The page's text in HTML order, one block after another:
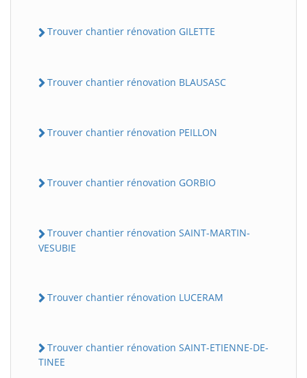
Trouver chantier rénovation GILETTE
Trouver chantier rénovation BLAUSASC
Trouver chantier rénovation PEILLON
Trouver chantier rénovation GORBIO
Trouver chantier rénovation SAINT-MARTIN-
VESUBIE
Trouver chantier rénovation LUCERAM
Trouver chantier rénovation SAINT-ETIENNE-DE-
TINEE